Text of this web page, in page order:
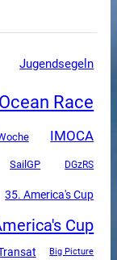
Jugendsegeln
Race
IMOCA
SailGP DGzRS
35. America's Cup
Cup
Big Picture